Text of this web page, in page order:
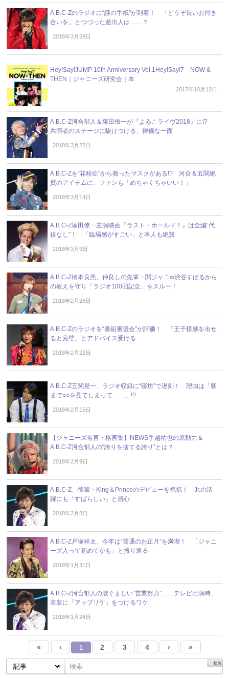
A.B.C-Zのラジオに“謎の手紙”が到着！ 「どうぞ長いお付き
合いを」とつづった差出人は……？
2018年3月28日
Hey!Say!JUMP 10th Anniversary Vol.1Hey!Say!7 NOW &
THEN｜ジャニーズ研究会｜本
2017年10月12日
A.B.C-Z河合郁人＆塚田僚一が『よゐこライヴ2018』に!?
共演者のステージに駆けつける、律儀な一面
2018年3月22日
A.B.C-Zを“花粉症”から救ったマスクがある!? 河合＆五関絶
賛のアイテムに、ファンも「めちゃくちゃいい！」
2018年3月14日
A.B.C-Z塚田僚一主演映画『ラスト・ホールド！』は全編“代
役なし”！ 「臨場感がすごい」と本人も絶賛
2018年3月9日
A.B.C-Z橋本良亮、仲良しの先輩・関ジャニ∞渋谷すばるから
の教えを守り「ラジオ100回記念」をスルー！
2018年2月28日
A.B.C-Zのラジオを“番組審議会”が評価！ 「王子様感を出せ
ると完璧」とアドバイス受ける
2018年2月22日
A.B.C-Z五関晃一、ラジオ収録に“寝坊”で遅刻！ 理由は「朝
まで○○を見てしまって……」!?
2018年2月15日
【ジャニーズ名言・格言集】NEWS手越祐也の原動力＆
A.B.C-Z河合郁人の“誇りを捨てる誇り”とは？
2018年2月9日
A.B.C-Z、後輩・King＆Princeのデビューを祝福！ Jr.の活
躍にも「すばらしい」と感心
2018年2月8日
A.B.C-Z戸塚祥太、今年は“普通のお正月”を満喫！ 「ジャニ
ーズ入って初めてかも」と振り返る
2018年1月31日
A.B.C-Z河合郁人の涙ぐましい“営業努力”……テレビ出演時、
衣装に「アップリケ」をつけるワケ
2018年1月24日
« ‹ 1 2 3 4 › »